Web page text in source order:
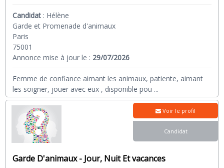
Candidat : Hélène
Garde et Promenade d'animaux
Paris
75001
Annonce mise à jour le : 29/07/2026
Femme de confiance aimant les animaux, patiente, aimant
les soigner, jouer avec eux , disponible pou ...
Garde D'animaux - Jour, Nuit Et vacances
Voir le profil
Candidat